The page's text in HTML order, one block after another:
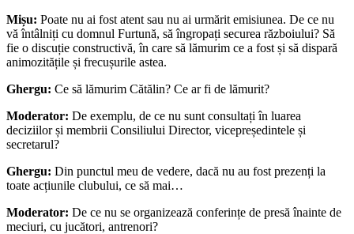
Mișu: Poate nu ai fost atent sau nu ai urmărit emisiunea. De ce nu
vă întâlniți cu domnul Furtună, să îngropați securea războiului? Să
fie o discuție constructivă, în care să lămurim ce a fost și să dispară
animozitățile și frecușurile astea.
Ghergu: Ce să lămurim Cătălin? Ce ar fi de lămurit?
Moderator: De exemplu, de ce nu sunt consultați în luarea
deciziilor și membrii Consiliului Director, vicepreședintele și
secretarul?
Ghergu: Din punctul meu de vedere, dacă nu au fost prezenți la
toate acțiunile clubului, ce să mai…
Moderator: De ce nu se organizează conferințe de presă înainte de
meciuri, cu jucători, antrenori?